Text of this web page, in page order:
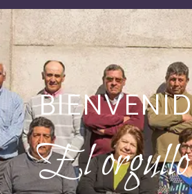
El orgullo